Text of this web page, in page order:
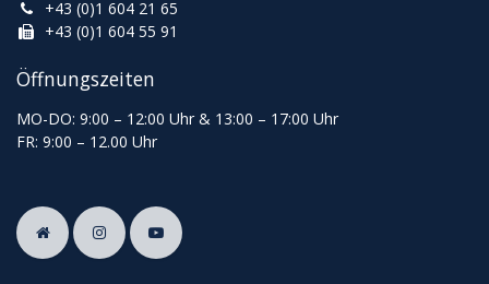
+43 (0)1 604 21 65
+43 (0)1 604 55 91
Öffnungszeiten
MO-DO: 9:00 – 12:00 Uhr & 13:00 – 17:00 Uhr
FR: 9:00 – 12.00 Uhr